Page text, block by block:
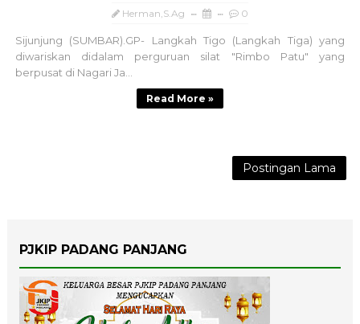
Herman,S.Ag 0
Sijunjung (SUMBAR).GP- Langkah Tigo (Langkah Tiga) yang
diwariskan didalam perguruan silat "Rimbo Patu" yang
berpusat di Nagari Ja...
Read More »
Postingan Lama
PJKIP PADANG PANJANG